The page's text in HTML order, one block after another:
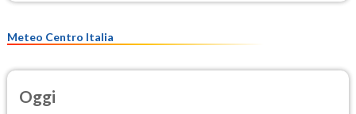
Meteo Centro Italia
Oggi